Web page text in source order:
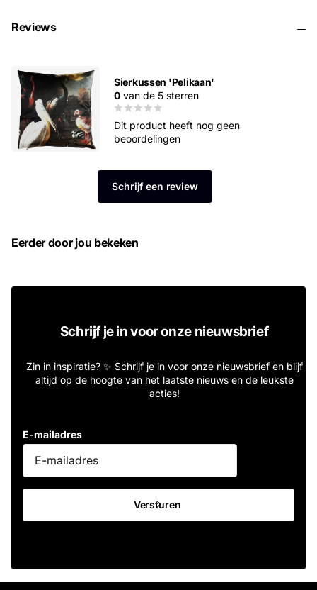
Reviews
Sierkussen 'Pelikaan'
0 van de 5 sterren
Dit product heeft nog geen
beoordelingen
Schrijf een review
Eerder door jou bekeken
Schrijf je in voor onze nieuwsbrief
Zin in inspiratie? ✨ Schrijf je in voor onze nieuwsbrief en blijf
altijd op de hoogte van het laatste nieuws en de leukste
acties!
E-mailadres
Versturen